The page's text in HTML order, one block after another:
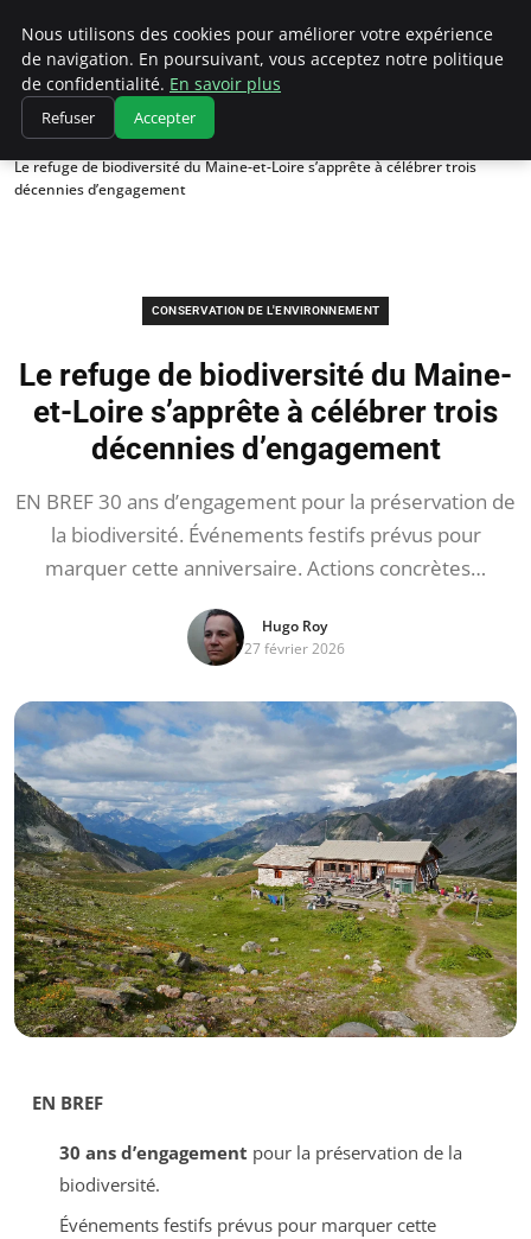
Climatedebtagents
Accueil
Conservation de l'environnement
Le refuge de biodiversité du Maine-et-Loire s’apprête à célébrer trois
décennies d’engagement
CONSERVATION DE L'ENVIRONNEMENT
Le refuge de biodiversité du Maine-
et-Loire s’apprête à célébrer trois
décennies d’engagement
EN BREF 30 ans d’engagement pour la préservation de
la biodiversité. Événements festifs prévus pour
marquer cette anniversaire. Actions concrètes…
Hugo Roy
27 février 2026
EN BREF
30 ans d’engagement pour la préservation de la
biodiversité.
Événements festifs prévus pour marquer cette
Nous utilisons des cookies pour améliorer votre expérience
de navigation. En poursuivant, vous acceptez notre politique
de confidentialité. En savoir plus
Refuser Accepter